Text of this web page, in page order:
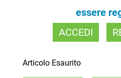
essere
ACCEDI
Articolo Esaurito